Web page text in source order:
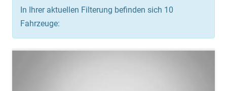
In Ihrer aktuellen Filterung befinden sich 10
Fahrzeuge: